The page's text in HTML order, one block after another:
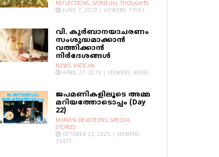
REFLECTIONS, SPIRITUAL THOUGHTS
JUNE 7, 2019 | VIEWERS: 73961
വി. കുര്‍ബാനയാചരണം
സംശുദ്ധമാക്കാന്‍
വത്തിക്കാന്‍
നിര്‍ദേശങ്ങള്‍
NEWS, VATICAN
APRIL 27, 2019 | VIEWERS: 40495
ജപമണികളിലൂടെ അമ്മ
മറിയത്തോടൊപ്പം (Day
22)
MARIAN DEVOTIONS, SPECIAL
STORIES
OCTOBER 22, 2025 | VIEWERS:
35471